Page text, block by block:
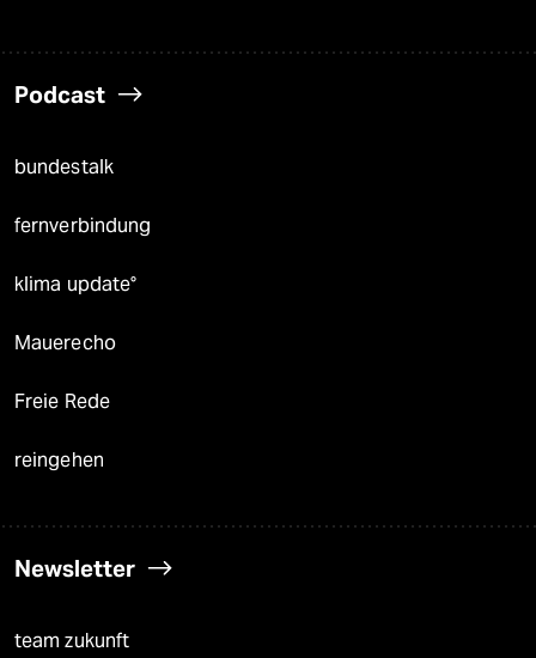
Podcast
bundestalk
fernverbindung
klima update°
Mauerecho
Freie Rede
reingehen
Newsletter
team zukunft